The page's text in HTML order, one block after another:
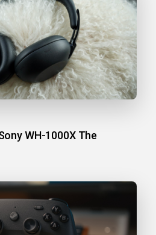
WH-1000X The